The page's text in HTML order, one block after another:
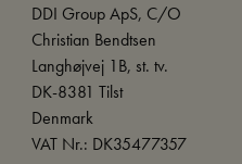
DDI Group ApS, C/O
Christian Bendtsen
Langhøjvej 1B, st. tv.
DK-8381 Tilst
Denmark
VAT Nr.: DK35477357